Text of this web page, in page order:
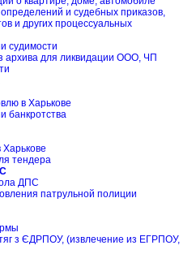
и судебных приказов,
и других процессуальных
судимости
архива для ликвидации ООО, ЧП
в Харькове
банкротства
тендера
ДПС
патрульной полиции
з ЄДРПОУ, (извлечение из ЕГРПОУ,